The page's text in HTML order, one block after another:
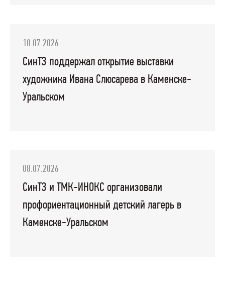
10.07.2026
СинТЗ поддержал открытие выставки
художника Ивана Слюсарева в Каменске-
Уральском
08.07.2026
СинТЗ и ТМК-ИНОКС организовали
профориентационный детский лагерь в
Каменске-Уральском